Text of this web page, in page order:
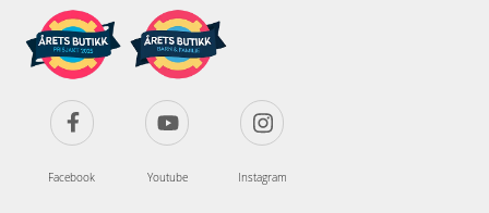
Facebook Youtube Instagram